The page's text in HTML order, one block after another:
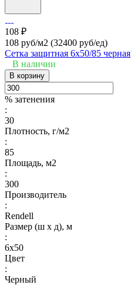
108 ₽
108 руб/м2 (32400 руб/eд)
Сетка защитная 6х50/85 черная
В наличии
В корзину
% затенения
:
30
Плотность, г/м2
:
85
Площадь, м2
:
300
Производитель
:
Rendell
Размер (ш х д), м
:
6х50
Цвет
:
Черный